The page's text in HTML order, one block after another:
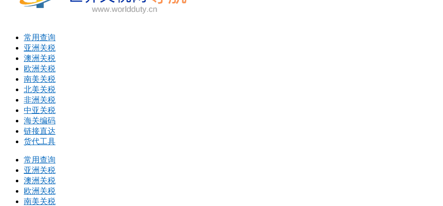
常用查询
亚洲关税
澳洲关税
欧洲关税
南美关税
北美关税
非洲关税
中亚关税
海关编码
链接直达
货代工具
常用查询
亚洲关税
澳洲关税
欧洲关税
南美关税